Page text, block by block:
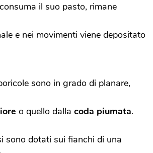
il suo pasto, rimane
e nei movimenti viene depositato
sono in grado di planare,
o quello dalla coda piumata.
sono dotati sui fianchi di una